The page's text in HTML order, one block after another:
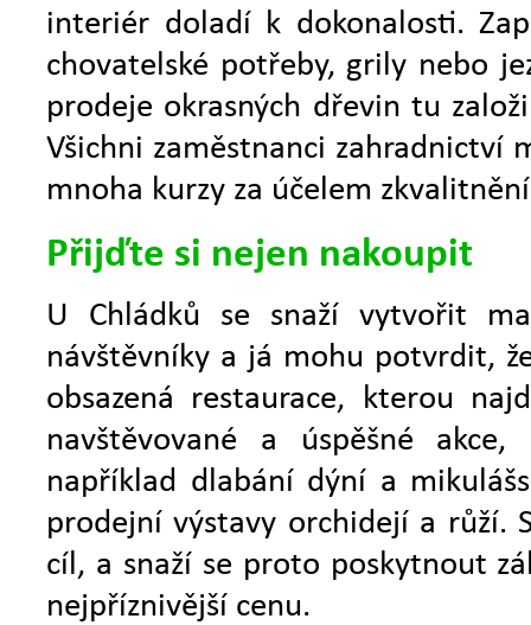
interiér doladí k dokonalosti.
chovatelské potřeby, grily nebo
prodeje okrasných dřevin tu
Všichni zaměstnanci zahradnictví
mnoha kurzy za účelem
Přijďte si nejen nakoupit
U Chládků se snaží vytvořit
návštěvníky a já mohu potvrdit,
obsazená restaurace, kterou
navštěvované a úspěšné
například dlabání dýní a
prodejní výstavy orchidejí a růží.
cíl, a snaží se proto poskytnout
nejpříznivější cenu.